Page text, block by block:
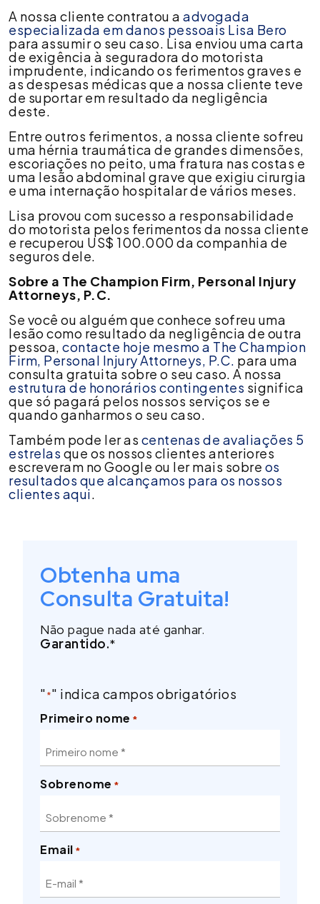
A nossa cliente contratou a advogada
especializada em danos pessoais Lisa Bero
para assumir o seu caso. Lisa enviou uma carta
de exigência à seguradora do motorista
imprudente, indicando os ferimentos graves e
as despesas médicas que a nossa cliente teve
de suportar em resultado da negligência
deste.
Entre outros ferimentos, a nossa cliente sofreu
uma hérnia traumática de grandes dimensões,
escoriações no peito, uma fratura nas costas e
uma lesão abdominal grave que exigiu cirurgia
e uma internação hospitalar de vários meses.
Lisa provou com sucesso a responsabilidade
do motorista pelos ferimentos da nossa cliente
e recuperou US$ 100.000 da companhia de
seguros dele.
Sobre a The Champion Firm, Personal Injury
Attorneys, P.C.
Se você ou alguém que conhece sofreu uma
lesão como resultado da negligência de outra
pessoa, contacte hoje mesmo a The Champion
Firm, Personal Injury Attorneys, P.C. para uma
consulta gratuita sobre o seu caso. A nossa
estrutura de honorários contingentes significa
que só pagará pelos nossos serviços se e
quando ganharmos o seu caso.
Também pode ler as centenas de avaliações 5
estrelas que os nossos clientes anteriores
escreveram no Google ou ler mais sobre os
resultados que alcançamos para os nossos
clientes aqui.
Obtenha uma
Consulta Gratuita!
Não pague nada até ganhar.
Garantido.*
"*" indica campos obrigatórios
Primeiro nome *
Sobrenome *
Email *